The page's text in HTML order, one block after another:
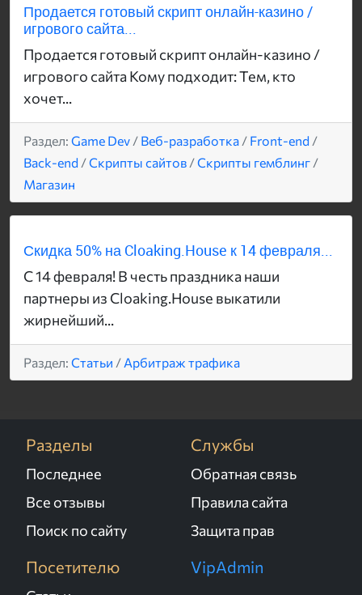
Продается готовый скрипт онлайн-казино /
игрового сайта...
Продается готовый скрипт онлайн-казино /
игрового сайта Кому подходит: Тем, кто
хочет...
Раздел: Game Dev / Веб-разработка / Front-end /
Back-end /Скрипты сайтов /Скрипты гемблинг /
Магазин
Скидка 50% на Cloaking.House к 14 февраля...
С 14 февраля! В честь праздника наши
партнеры из Cloaking.House выкатили
жирнейший...
Раздел: Статьи / Арбитраж трафика
Разделы
Последнее
Все отзывы
Поиск по сайту
Службы
Обратная связь
Правила сайта
Защита прав
Посетителю VipAdmin